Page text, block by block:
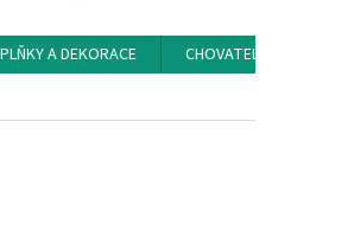
A DEKORACE CHOVATELSKÉ